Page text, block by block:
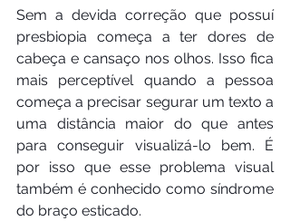
Sem a devida correção que possuí
presbiopia começa a ter dores de
cabeça e cansaço nos olhos. Isso fica
mais perceptível quando a pessoa
começa a precisar segurar um texto a
uma distância maior do que antes
para conseguir visualizá-lo bem. É
por isso que esse problema visual
também é conhecido como síndrome
do braço esticado.